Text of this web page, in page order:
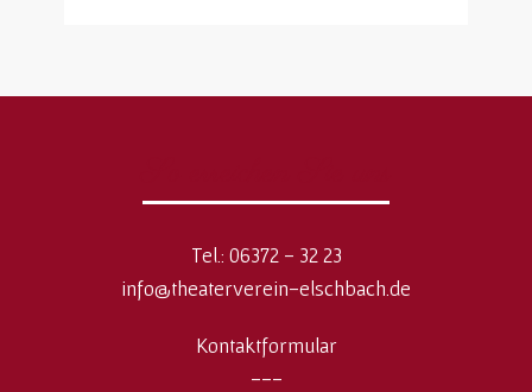
Tel.: 06372 - 32 23
info@theaterverein-elschbach.de
Kontaktformular
---